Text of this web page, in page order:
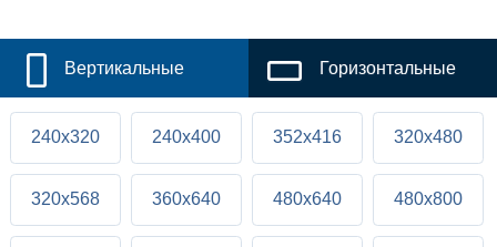
Вертикальные Горизонтальные
240x320 240x400 352x416 320x480
320x568 360x640 480x640 480x800